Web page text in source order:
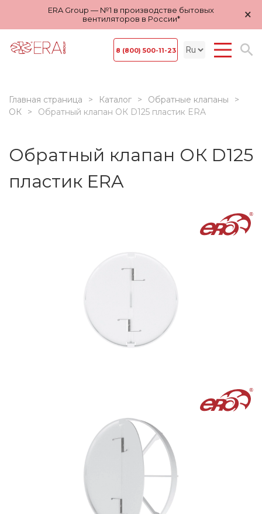
ERA Group — №1 в производстве бытовых
вентиляторов в России*
×
8 (800) 500-11-23
Главная страница Каталог
Обратные клапаны
ОК
Обратный клапан ОК D125 пластик ERA
Обратный клапан ОК D125
пластик ERA